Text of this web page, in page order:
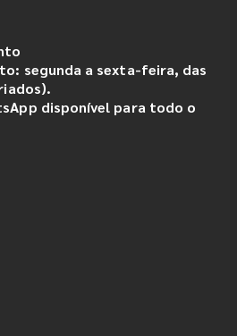
segunda a sexta-feira, das
disponível para todo o